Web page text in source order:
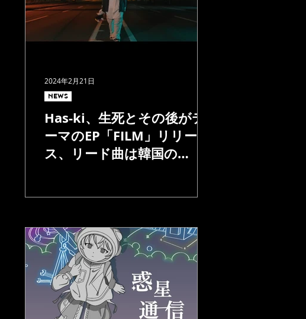
Has-ki、生死とその後がテ
ーマのEP「FILM」リリー
ス、リード曲は韓国の
NEWS
2024年2月21日